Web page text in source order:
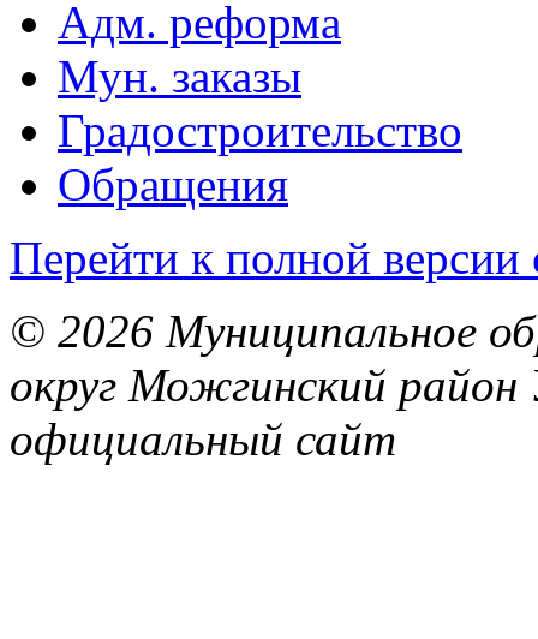
Адм. реформа
Мун. заказы
Градостроительство
Обращения
Перейти к полной версии
© 2026 Муниципальное
округ Можгинский район
официальный сайт